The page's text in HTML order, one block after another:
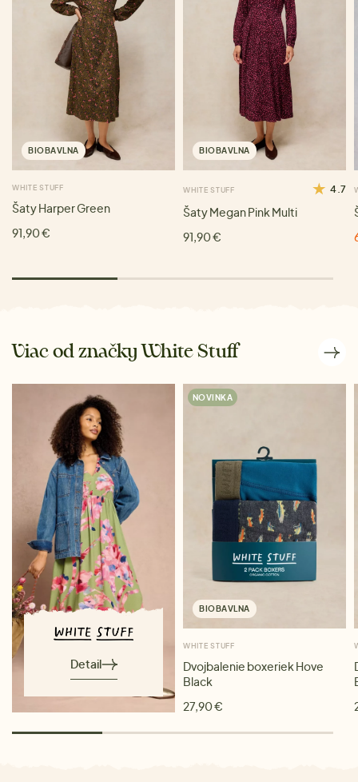
BIOBAVLNA
WHITE STUFF
Šaty Harper Green
91,90 €
BIOBAVLNA
WHITE STUFF 4.7
Šaty Megan Pink Multi
91,90 €
Viac od značky White Stuff
Detail
NOVINKA
BIOBAVLNA
WHITE STUFF
Dvojbalenie boxeriek Hove
Black
27,90 €